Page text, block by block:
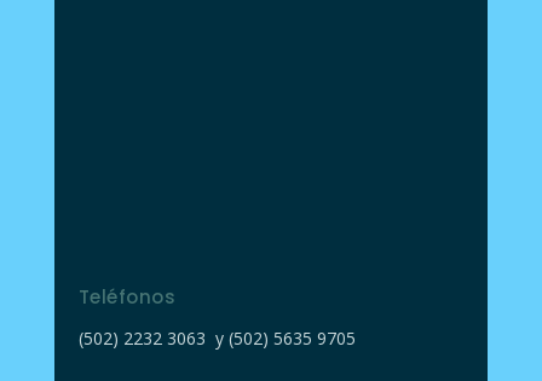
Teléfonos
(502) 2232 3063 y (502) 5635 9705